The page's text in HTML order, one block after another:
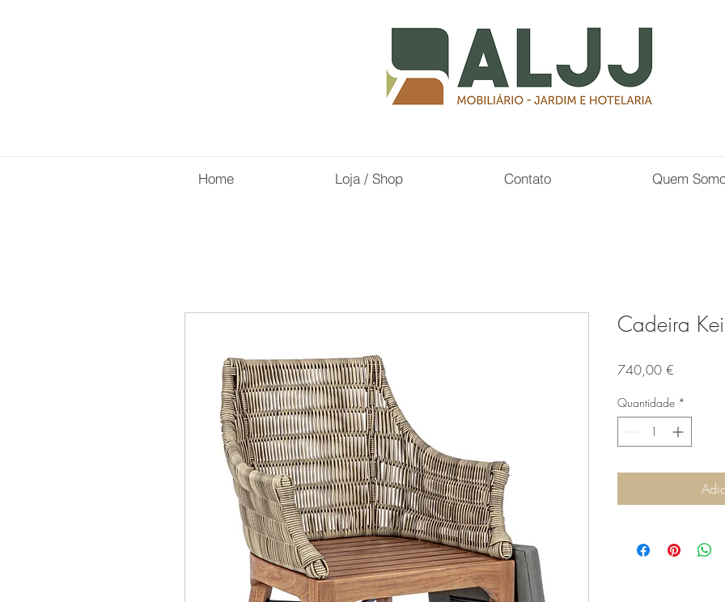
Home Loja / Shop Contato Quem
Cadeira
740,00 €Preço
Quantidade *